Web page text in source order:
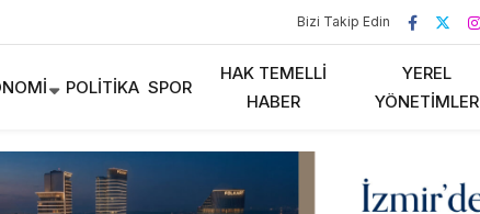
Bizi Takip Edin
POLITIKA SPOR
HAK TEMELLI
HABER
YEREL
YÖNETIMLER